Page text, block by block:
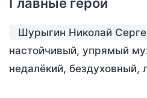
Шурыгин Николай
настойчивый, упрямый
недалёкий, бездуховный,